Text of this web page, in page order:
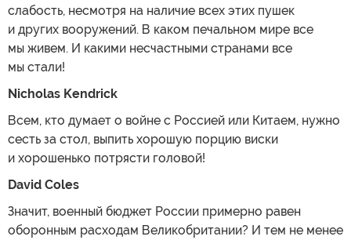
слабость, несмотря на наличие всех этих пушек
и других вооружений. В каком печальном мире все
мы живем. И какими несчастными странами все
мы стали!
Nicholas Kendrick
Всем, кто думает о войне с Россией или Китаем, нужно
сесть за стол, выпить хорошую порцию виски
и хорошенько потрясти головой!
David Coles
Значит, военный бюджет России примерно равен
оборонным расходам Великобритании? И тем не менее